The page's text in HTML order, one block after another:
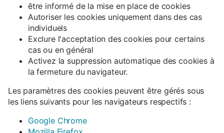
être informé de la mise en place de cookies
Autoriser les cookies uniquement dans des cas
individuels
Exclure l'acceptation des cookies pour certains
cas ou en général
Activez la suppression automatique des cookies à
la fermeture du navigateur.
Les paramètres des cookies peuvent être gérés sous
les liens suivants pour les navigateurs respectifs :
Google Chrome